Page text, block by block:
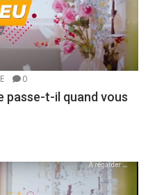
0
passe-t-il quand vous